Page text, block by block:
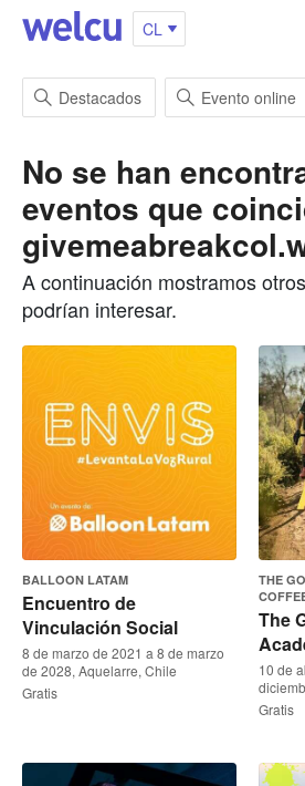
CL
Destacados Evento online
No se han
eventos que
A continuación mostramos
podrían interesar.
BALLOON LATAM
Encuentro de
Vinculación Social
8 de marzo de 2021 a 8 de marzo
de 2028, Aquelarre, Chile
Gratis
THE
The
10 de
Gratis